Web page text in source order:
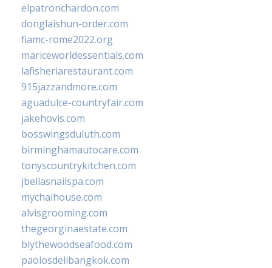
elpatronchardon.com
donglaishun-order.com
fiamc-rome2022.org
mariceworldessentials.com
lafisheriarestaurant.com
915jazzandmore.com
aguadulce-countryfair.com
jakehovis.com
bosswingsduluth.com
birminghamautocare.com
tonyscountrykitchen.com
jbellasnailspa.com
mychaihouse.com
alvisgrooming.com
thegeorginaestate.com
blythewoodseafood.com
paolosdelibangkok.com